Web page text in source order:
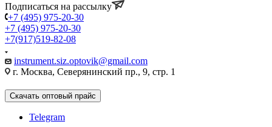
Подписаться на рассылку
+7 (495) 975-20-30
+7 (495) 975-20-30
+7(917)519-82-08
instrument.siz.optovik@gmail.com
г. Москва, Северянинский пр., 9, стр. 1
Скачать оптовый прайс
Telegram